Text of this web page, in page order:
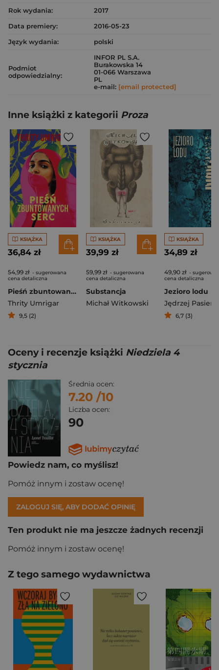
Rok wydania:
2017
Data premiery:
2016-05-23
Język wydania:
polski
Podmiot
odpowiedzialny:
INFOR PL S.A.
Burakowska 14
01-066 Warszawa
PL
e-mail: [email protected]
Inne książki z kategorii Proza
KSIĄŻKA
36,84 zł
54,99 zł - sugerowana
cena detaliczna
Pieśń zbuntowanych serc
Thrity Umrigar
9,5 (2)
KSIĄŻKA
39,99 zł
59,99 zł - sugerowana
cena detaliczna
Substancja
Michał Witkowski
KSIĄŻKA
34,89 zł
49,90 zł -
cena detaliczna
Jezioro lodu
Jędrzej
6,7 (3)
Oceny i recenzje książki Niedziela 4
stycznia
Średnia ocen:
7.20 /10
Liczba ocen:
90
Powiedz nam, co myślisz!
Pomóż innym i zostaw ocenę!
ZALOGUJ SIĘ, ABY DODAĆ OPINIĘ
Ten produkt nie ma jeszcze żadnych recenzji
Pomóż innym i zostaw ocenę!
Z tego samego wydawnictwa